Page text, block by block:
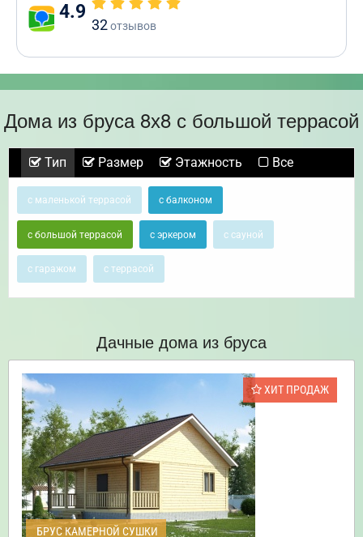
4.9
32отзывов
Дома из бруса 8х8 с большой террасой
Тип Размер Этажность Все
с маленькой террасой с балконом
с большой террасой с эркером с сауной
с гаражом с террасой
Дачные дома из бруса
ХИТ ПРОДАЖ
БРУС КАМЕРНОЙ СУШКИ